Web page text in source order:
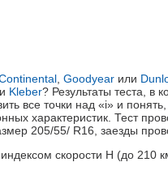
Goodyear или
Kleber? Результаты теста, в
все точки над «i» и
характеристик. Тест
205/55/ R16, заезды
скорости Н (до 210